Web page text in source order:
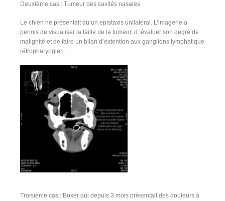
Deuxième cas : Tumeur des cavités nasales
Le chien ne présentait qu’un epistaxis unilatéral. L’imagerie a
permis de visualiser la taille de la tumeur, d ‘évaluer son degré de
malignité et de faire un bilan d’extention aux ganglions lymphatique
rétropharyngien.
Troisième cas : Boxer qui depuis 3 mois présentait des douleurs à